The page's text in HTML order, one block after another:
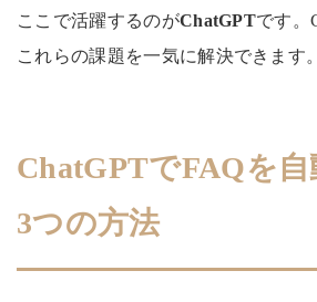
ここで活躍するのがChatGPTです。
これらの課題を一気に解決できます。
ChatGPTでFAQを
3つの方法